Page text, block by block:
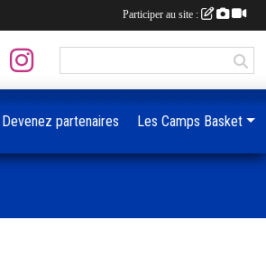
Devenez partenaires Les Camps Basket
Participer au site :